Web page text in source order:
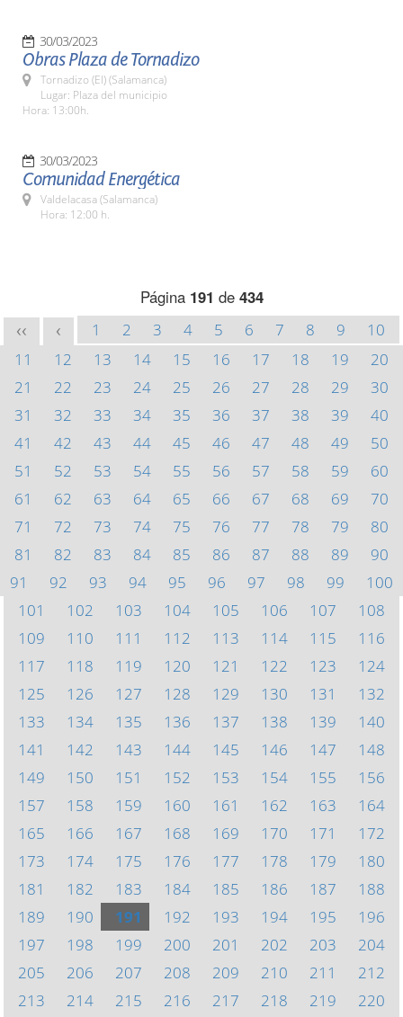
30/03/2023
Obras Plaza de Tornadizo
Tornadizo (El) (Salamanca)
Lugar: Plaza del municipio
Hora: 13:00h.
30/03/2023
Comunidad Energética
Valdelacasa (Salamanca)
Hora: 12:00 h.
Página 191 de 434
<< < 1 2 3 4 5 6 7 8 9
10
11
12 13 14 15 16 17 18 19
20
21
22 23 24 25 26 27 28 29
30
31
32 33 34 35 36 37 38 39
40
41
42 43 44 45 46 47 48 49
50
51
52 53 54 55 56 57 58 59
60
61
62 63 64 65 66 67 68 69
70
71
72 73 74 75 76 77 78 79
80
81
82 83 84 85 86 87 88 89
90
91
92 93 94 95 96 97 98 99
100
101
102 103 104 105 106 107
108
109
110 111 112 113 114 115
116
117
118 119 120 121 122 123
124
125
126 127 128 129 130 131
132
133
134 135 136 137 138 139
140
141
142 143 144 145 146 147
148
149
150 151 152 153 154 155
156
157
158 159 160 161 162 163
164
165
166 167 168 169 170 171
172
173
174 175 176 177 178 179
180
181
182 183 184 185 186 187
188
189
190 191 192 193 194 195
196
197
198 199 200 201 202 203
204
205
206 207 208 209 210 211
212
213
214 215 216 217 218 219
220